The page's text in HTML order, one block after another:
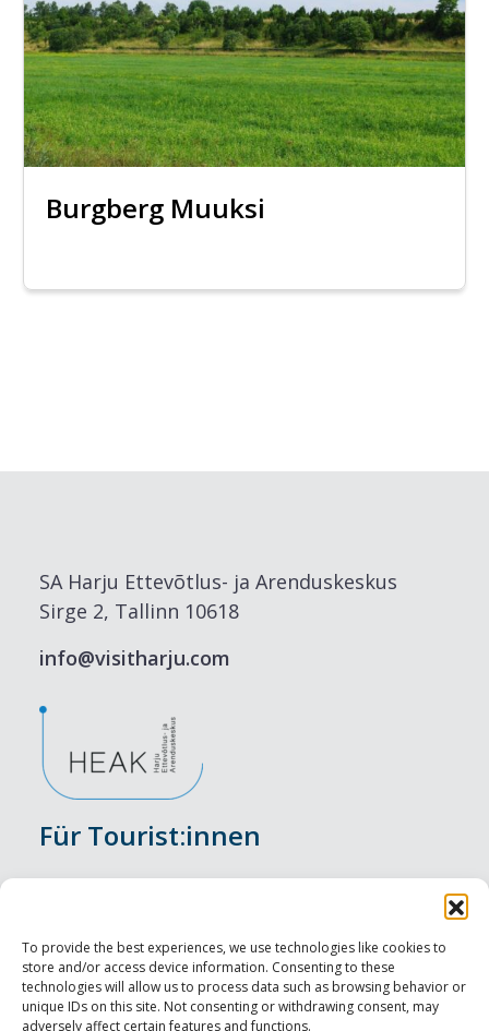
To provide the best experiences, we use technologies like cookies to
store and/or access device information. Consenting to these
technologies will allow us to process data such as browsing behavior or
unique IDs on this site. Not consenting or withdrawing consent, may
adversely affect certain features and functions.
Burgberg Muuksi
SA Harju Ettevõtlus- ja Arenduskeskus
Sirge 2, Tallinn 10618
info@visitharju.com
Für Tourist:innen
Unterkunft
Genusserlebnisse